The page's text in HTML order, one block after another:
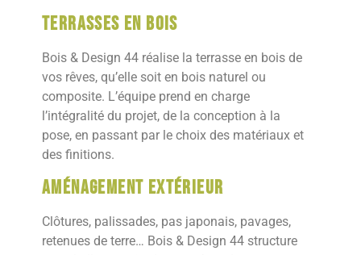
Terrasses en bois
Bois & Design 44 réalise la terrasse en bois de
vos rêves, qu’elle soit en bois naturel ou
composite. L’équipe prend en charge
l’intégralité du projet, de la conception à la
pose, en passant par le choix des matériaux et
des finitions.
Aménagement extérieur
Clôtures, palissades, pas japonais, pavages,
retenues de terre… Bois & Design 44 structure